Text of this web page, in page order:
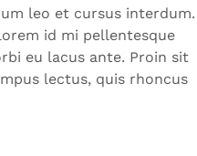
leo et cursus interdum.
id mi pellentesque
eu lacus ante. Proin sit
lectus, quis rhoncus